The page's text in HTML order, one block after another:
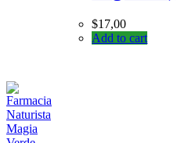
$17,00
Add to cart